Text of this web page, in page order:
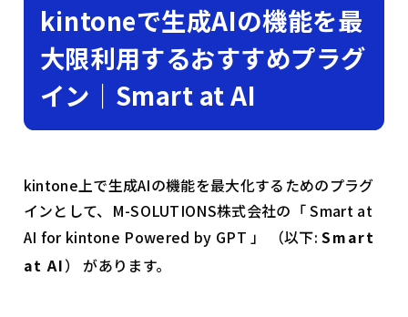
kintoneで生成AIの機能を最
大限利用するおすすめプラグ
イン｜Smart at AI
kintone上で生成AIの機能を最大化するためのプラグ
インとして、M-SOLUTIONS株式会社の「 Smart at
AI for kintone Powered by GPT 」 （以下:Smart
at AI） があります。